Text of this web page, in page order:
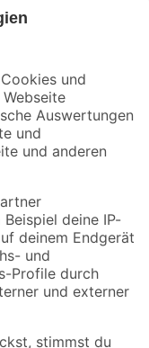
mehr verpassen!